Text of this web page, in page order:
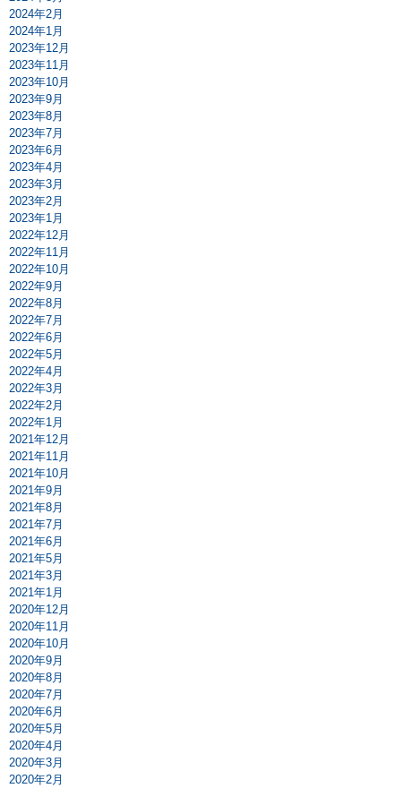
2024年2月
2024年1月
2023年12月
2023年11月
2023年10月
2023年9月
2023年8月
2023年7月
2023年6月
2023年4月
2023年3月
2023年2月
2023年1月
2022年12月
2022年11月
2022年10月
2022年9月
2022年8月
2022年7月
2022年6月
2022年5月
2022年4月
2022年3月
2022年2月
2022年1月
2021年12月
2021年11月
2021年10月
2021年9月
2021年8月
2021年7月
2021年6月
2021年5月
2021年3月
2021年1月
2020年12月
2020年11月
2020年10月
2020年9月
2020年8月
2020年7月
2020年6月
2020年5月
2020年4月
2020年3月
2020年2月